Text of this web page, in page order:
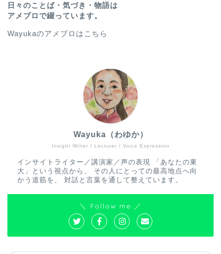
日々のことば・気づき・物語は
アメブロで綴っています。
Wayukaのアメブロはこちら
Insight Writer / Lecturer / Voice Expression
Wayuka（わゆか）
インサイトライター／講演家／声の表現 「あなたの東
大」という視点から、 その人にとっての最高地点へ向
かう道筋を、 対話と言葉を通して整えています。
＼ Follow me ／